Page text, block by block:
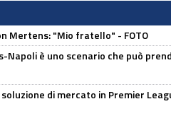
Mertens: "Mio fratello" - FOTO
Napoli è uno scenario che può
di mercato in Premier